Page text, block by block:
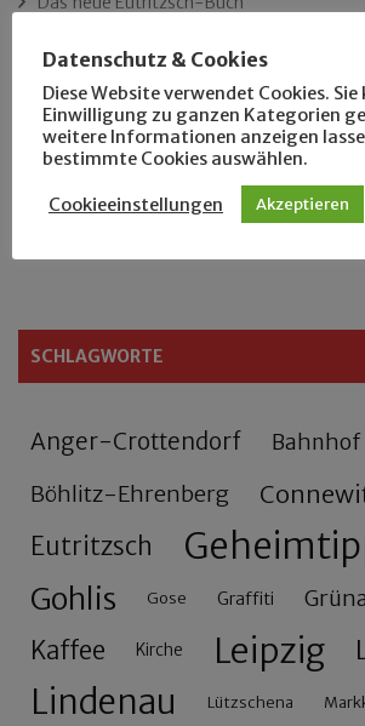
Der Leipziger Schmiedetag von 1904
Rennfahrer in Schönefeld und Zschocher
Zu Fuß durch Anger-Crottendorf
SCHLAGWORTE
Anger-Crottendorf Bahnhof
Böhlitz-Ehrenberg
Eutritzsch
Gohlis Gose Graffiti
Kaffee Kirche Leipzig
Lindenau Lützschena
Datenschutz & Cookies
Diese Website verwendet Cookies. Sie
Einwilligung zu ganzen Kategorien
weitere Informationen anzeigen
bestimmte Cookies auswählen.
Cookieeinstellungen Akzeptieren